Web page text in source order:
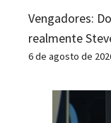
Vengadores:
realmente
6 de agosto de